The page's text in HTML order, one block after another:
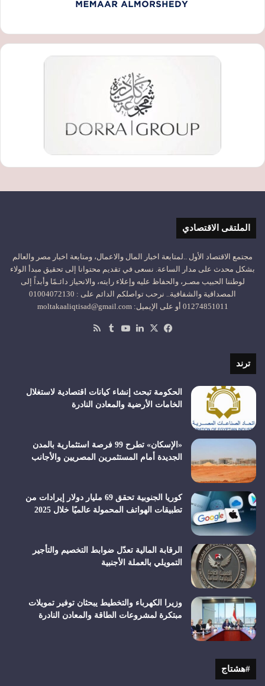
الملتقى الاقتصادي
مجتمع الاقتصاد الأول ..لمتابعة اخبار المال والاعمال، ومتابعة اخبار مصر والعالم
بشكل محدث على مدار الساعة. نسعى في تقديم محتوانا إلى تحقيق مبدأ الولاء
لوطننا الحبيب مصـر، والحفاظ عليه وإعلاء رايته، والانحياز دائـمًا وأبداً إلى
المصداقية والشفافية.. نرحب تواصلكم الدائم على : 01004072130
01274851011 أو على الإيميل: moltakaaliqtisad@gmail.com
فيسبوك
‫X لينكدإن‫YouTube
ترند
الحكومة تبحث إنشاء كيانات اقتصادية لاستغلال
الخامات الأرضية والمعادن النادرة
«الإسكان» تطرح 99 فرصة استثمارية بالمدن
الجديدة أمام المستثمرين المصريين والأجانب
كوريا الجنوبية تحقق 69 مليار دولار إيرادات من
تطبيقات الهواتف المحمولة عالميًا خلال 2025
الرقابة المالية تعدّل ضوابط التخصيم والتأجير
التمويلي بالعملة الأجنبية
وزيرا الكهرباء والتخطيط يبحثان توفير تمويلات
مبتكرة لمشروعات الطاقة والمعادن النادرة
#هشتاج